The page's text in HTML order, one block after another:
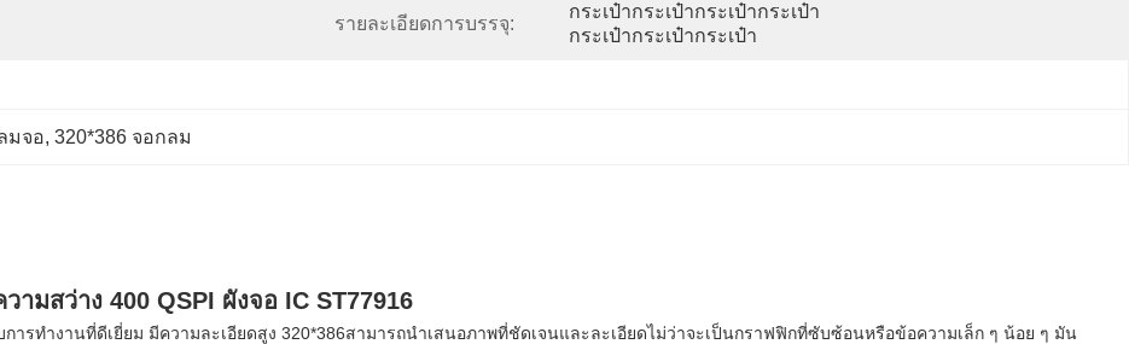
รายละเอียดการบรรจุ:
กระเป๋ากระเป๋ากระเป๋ากระเป๋า
กระเป๋ากระเป๋ากระเป๋า
มจอ, 320*386 จอกลม
มสว่าง 400 QSPI ผังจอ IC ST77916
รทํางานที่ดีเยี่ยม มีความละเอียดสูง 320*386สามารถนําเสนอภาพที่ชัดเจนและละเอียดไม่ว่าจะเป็นกราฟฟิกที่ซับซ้อนหรือข้อความเล็ก ๆ น้อย ๆ มัน